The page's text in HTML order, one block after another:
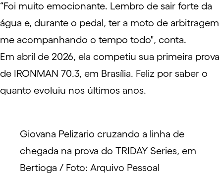
“Foi muito emocionante. Lembro de sair forte da
água e, durante o pedal, ter a moto de arbitragem
me acompanhando o tempo todo", conta.
Em abril de 2026, ela competiu sua primeira prova
de IRONMAN 70.3, em Brasília. Feliz por saber o
quanto evoluiu nos últimos anos.
Giovana Pelizario cruzando a linha de
chegada na prova do TRIDAY Series, em
Bertioga / Foto: Arquivo Pessoal